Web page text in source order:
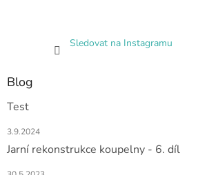
Sledovat na Instagramu
Blog
Test
3.9.2024
Jarní rekonstrukce koupelny - 6. díl